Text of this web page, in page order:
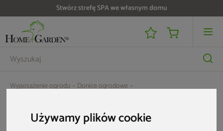
Używamy plików cookie
Stwórz strefę SPA we własnym domu
Wyposażenie ogrodu
Donice ogrodowe
Aktualne oferty